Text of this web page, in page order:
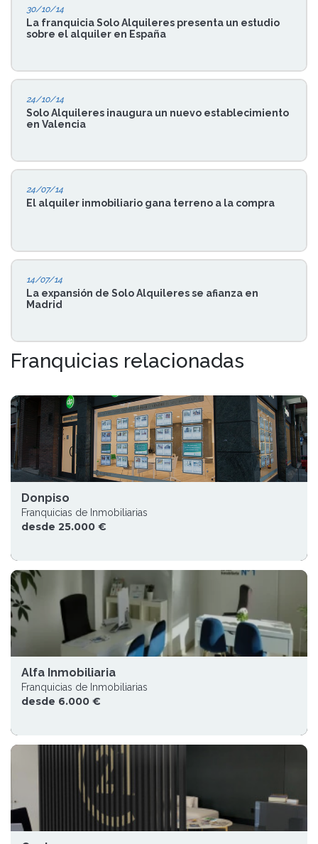
30/10/14
La franquicia Solo Alquileres presenta un estudio
sobre el alquiler en España
24/10/14
Solo Alquileres inaugura un nuevo establecimiento
en Valencia
24/07/14
El alquiler inmobiliario gana terreno a la compra
14/07/14
La expansión de Solo Alquileres se afianza en
Madrid
Franquicias relacionadas
Donpiso
Franquicias de Inmobiliarias
desde 25.000 €
Alfa Inmobiliaria
Franquicias de Inmobiliarias
desde 6.000 €